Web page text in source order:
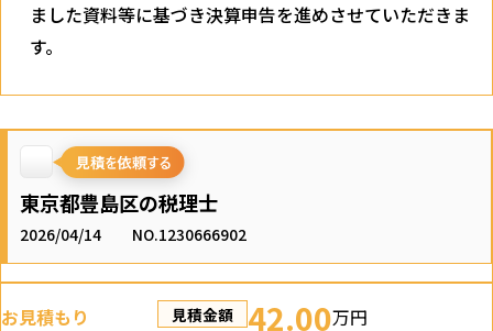
ました資料等に基づき決算申告を進めさせていただきま
す。
東京都豊島区の税理士
2026/04/14 NO.1230666902
お見積もり 見積金額 42.00万円